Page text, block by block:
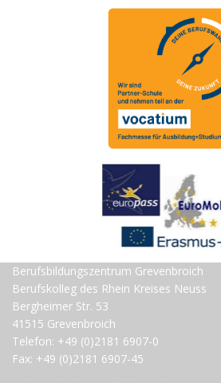
Berufsbildungszentrum Grevenbroich
Berufskolleg des Rhein Kreises Neuss
Bergheimer Str. 53
41515 Grevenbroich
Telefon: +49 (0)2181 6907-0
Fax: +49 (0)2181 6907-45